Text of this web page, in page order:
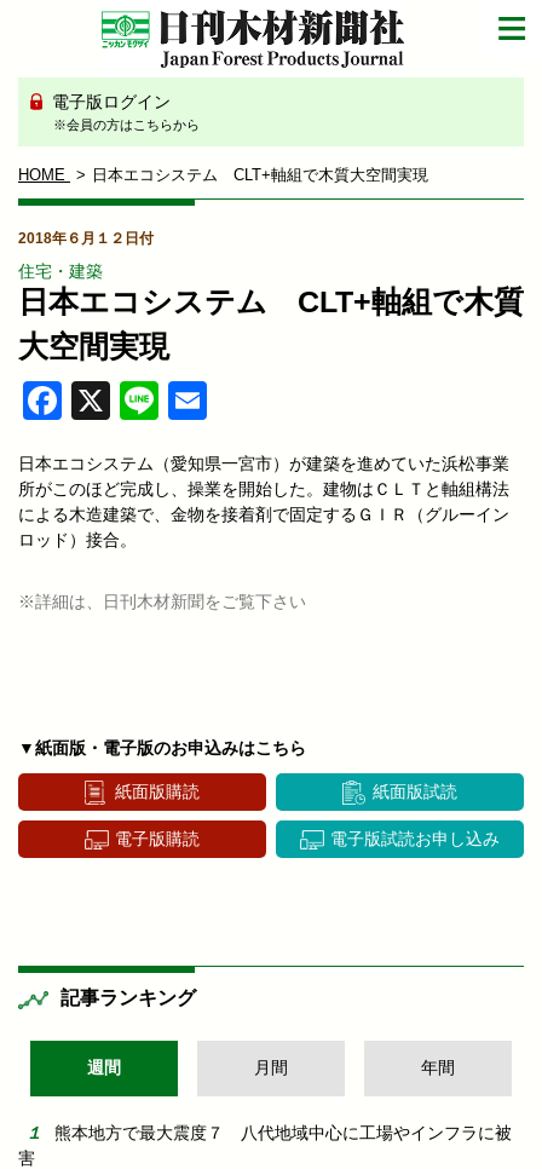
電子版ログイン
※会員の方はこちらから
HOME 日本エコシステム CLT+軸組で木質大空間実現
2018年６月１２日付
住宅・建築
日本エコシステム CLT+軸組で木質
大空間実現
Facebook
X Line
日本エコシステム（愛知県一宮市）が建築を進めていた浜松事業
所がこのほど完成し、操業を開始した。建物はＣＬＴと軸組構法
による木造建築で、金物を接着剤で固定するＧＩＲ（グルーイン
ロッド）接合。
※詳細は、日刊木材新聞をご覧下さい
▼紙面版・電子版のお申込みはこちら
紙面版購読 紙面版試読
電子版購読 電子版試読お申し込み
記事ランキング
週間 月間 年間
熊本地方で最大震度７ 八代地域中心に工場やインフラに被
害